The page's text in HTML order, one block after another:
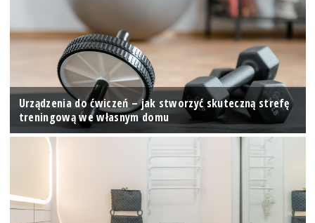
Urządzenia do ćwiczeń – jak stworzyć skuteczną strefę
treningową we własnym domu